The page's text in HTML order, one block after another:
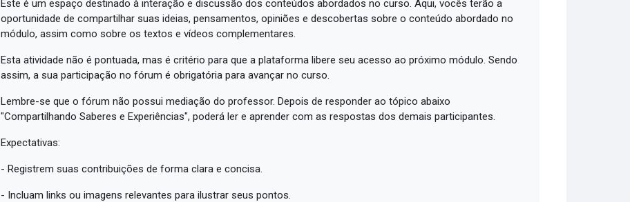
Este é um espaço destinado à interação e discussão dos conteúdos abordados no curso. Aqui, vocês terão a
oportunidade de compartilhar suas ideias, pensamentos, opiniões e descobertas sobre o conteúdo abordado no
módulo, assim como sobre os textos e vídeos complementares.
Esta atividade não é pontuada, mas é critério para que a plataforma libere seu acesso ao próximo módulo. Sendo
assim, a sua participação no fórum é obrigatória para avançar no curso.
Lembre-se que o fórum não possui mediação do professor. Depois de responder ao tópico abaixo
"Compartilhando Saberes e Experiências", poderá ler e aprender com as respostas dos demais participantes.
Expectativas:
- Registrem suas contribuições de forma clara e concisa.
- Incluam links ou imagens relevantes para ilustrar seus pontos.